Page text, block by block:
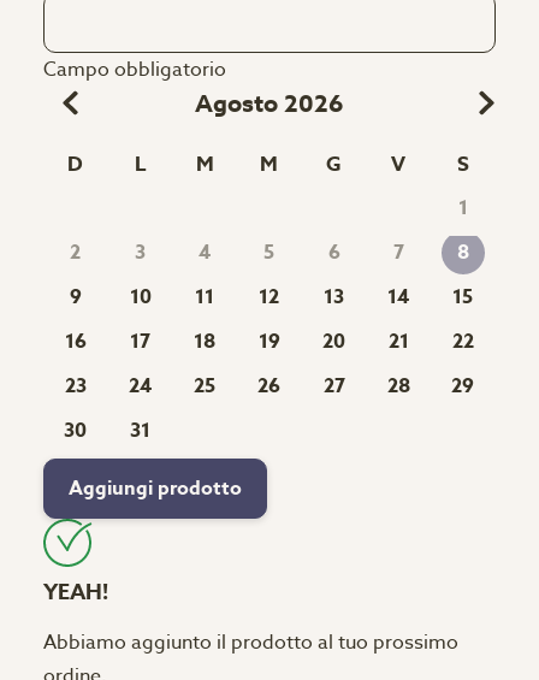
Campo obbligatorio
Agosto 2026
D L M M G V S
1
2
3 4 5 6 7
8
9
10 11 12 13 14
15
16
17 18 19 20 21
22
23
24 25 26 27 28
29
30
31
Aggiungi prodotto
YEAH!
Abbiamo aggiunto il prodotto al tuo prossimo